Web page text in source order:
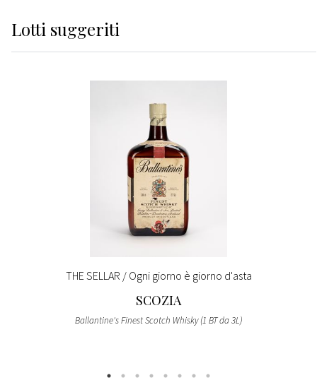
Lotti suggeriti
THE SELLAR / Ogni giorno è giorno d'asta
SCOZIA
Ballantine's Finest Scotch Whisky (1 BT da 3L)